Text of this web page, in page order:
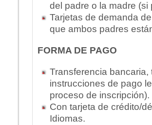
del padre o la madre (si
Tarjetas de demanda
que ambos padres
FORMA DE PAGO
Transferencia
instrucciones de pago
proceso de inscripción).
Con tarjeta de crédito/
Idiomas.